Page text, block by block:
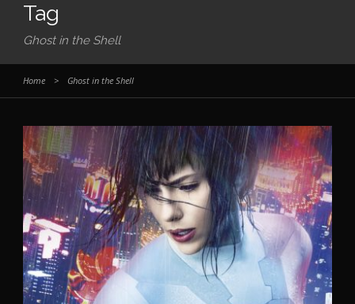
Tag
Ghost in the Shell
Home > Ghost in the Shell